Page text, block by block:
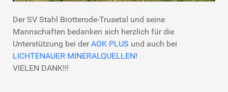
Der SV Stahl Brotterode-Trusetal und seine
Mannschaften bedanken sich herzlich für die
Unterstützung bei derAOK PLUS und auch bei
LICHTENAUER MINERALQUELLEN!
VIELEN DANK!!!